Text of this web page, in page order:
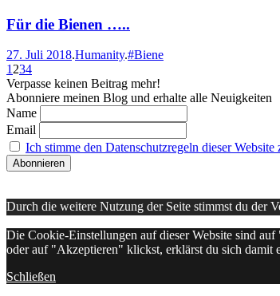
Für die Bienen …..
27. Juli 2018.Humanity.#Biene
1 234
Verpasse keinen Beitrag mehr!
Abonniere meinen Blog und erhalte alle Neuigkeiten
Name
Email
Ich stimme den Datenschutzregeln dieser Website
Durch die weitere Nutzung der Seite stimmst du der
Die Cookie-Einstellungen auf dieser Website sind
oder auf "Akzeptieren" klickst, erklärst du sich damit
Schließen